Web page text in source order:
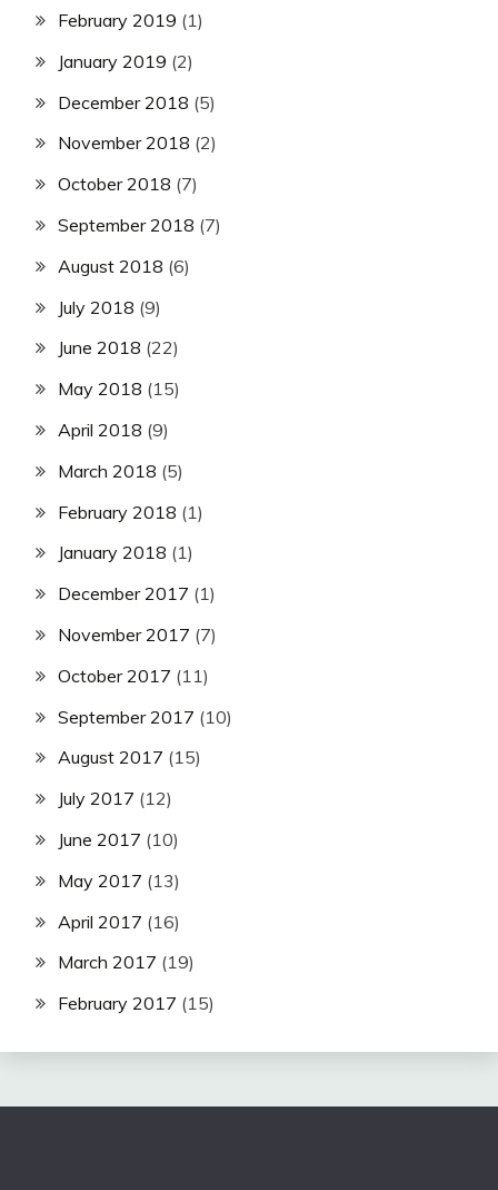
February 2019 (1)
January 2019 (2)
December 2018 (5)
November 2018 (2)
October 2018 (7)
September 2018 (7)
August 2018 (6)
July 2018 (9)
June 2018 (22)
May 2018 (15)
April 2018 (9)
March 2018 (5)
February 2018 (1)
January 2018 (1)
December 2017 (1)
November 2017 (7)
October 2017 (11)
September 2017 (10)
August 2017 (15)
July 2017 (12)
June 2017 (10)
May 2017 (13)
April 2017 (16)
March 2017 (19)
February 2017 (15)